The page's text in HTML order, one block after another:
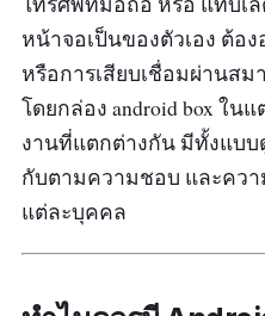
รีวิวจากผู้ซื้อ :-
หน้าจอเป็นของตัวเอง ต้
หรือการเสียบเชื่อมผ่านสม
โดยกล่อง android box ใ
งานที่แตกต่างกัน มีทั้งแบบ
กับตามความชอบ และคว
แต่ละบุคคล